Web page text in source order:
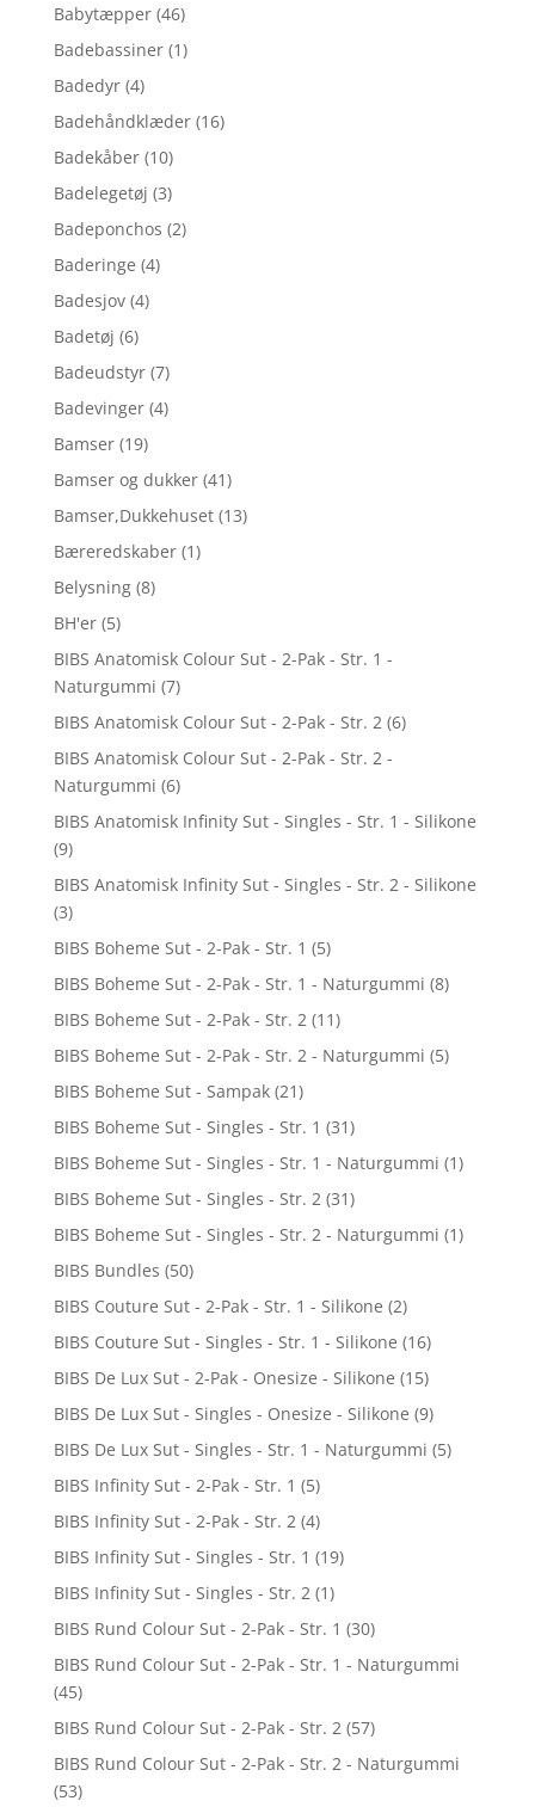
Babytæpper (46)
Badebassiner (1)
Badedyr (4)
Badehåndklæder (16)
Badekåber (10)
Badelegetøj (3)
Badeponchos (2)
Baderinge (4)
Badesjov (4)
Badetøj (6)
Badeudstyr (7)
Badevinger (4)
Bamser (19)
Bamser og dukker (41)
Bamser,Dukkehuset (13)
Bæreredskaber (1)
Belysning (8)
BH'er (5)
BIBS Anatomisk Colour Sut - 2-Pak - Str. 1 -
Naturgummi (7)
BIBS Anatomisk Colour Sut - 2-Pak - Str. 2 (6)
BIBS Anatomisk Colour Sut - 2-Pak - Str. 2 -
Naturgummi (6)
BIBS Anatomisk Infinity Sut - Singles - Str. 1 - Silikone
(9)
BIBS Anatomisk Infinity Sut - Singles - Str. 2 - Silikone
(3)
BIBS Boheme Sut - 2-Pak - Str. 1 (5)
BIBS Boheme Sut - 2-Pak - Str. 1 - Naturgummi (8)
BIBS Boheme Sut - 2-Pak - Str. 2 (11)
BIBS Boheme Sut - 2-Pak - Str. 2 - Naturgummi (5)
BIBS Boheme Sut - Sampak (21)
BIBS Boheme Sut - Singles - Str. 1 (31)
BIBS Boheme Sut - Singles - Str. 1 - Naturgummi (1)
BIBS Boheme Sut - Singles - Str. 2 (31)
BIBS Boheme Sut - Singles - Str. 2 - Naturgummi (1)
BIBS Bundles (50)
BIBS Couture Sut - 2-Pak - Str. 1 - Silikone (2)
BIBS Couture Sut - Singles - Str. 1 - Silikone (16)
BIBS De Lux Sut - 2-Pak - Onesize - Silikone (15)
BIBS De Lux Sut - Singles - Onesize - Silikone (9)
BIBS De Lux Sut - Singles - Str. 1 - Naturgummi (5)
BIBS Infinity Sut - 2-Pak - Str. 1 (5)
BIBS Infinity Sut - 2-Pak - Str. 2 (4)
BIBS Infinity Sut - Singles - Str. 1 (19)
BIBS Infinity Sut - Singles - Str. 2 (1)
BIBS Rund Colour Sut - 2-Pak - Str. 1 (30)
BIBS Rund Colour Sut - 2-Pak - Str. 1 - Naturgummi
(45)
BIBS Rund Colour Sut - 2-Pak - Str. 2 (57)
BIBS Rund Colour Sut - 2-Pak - Str. 2 - Naturgummi
(53)